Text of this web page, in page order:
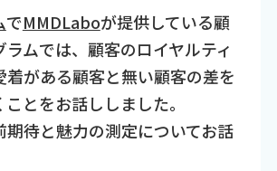
でMMDLaboが提供している顧
ムでは、顧客のロイヤルティ
着がある顧客と無い顧客の差を
とをお話ししました。
期待と魅力の測定についてお話